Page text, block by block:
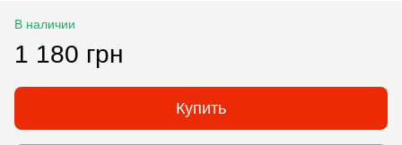
В наличии
1 180 грн
Купить